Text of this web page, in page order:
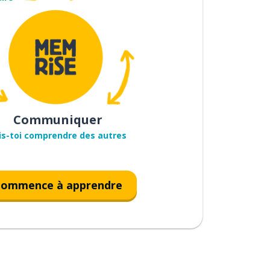
Communiquer
toi comprendre des autres
à apprendre